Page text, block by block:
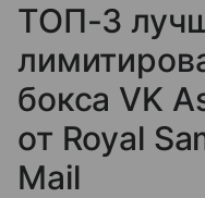
ТОП-3
бокса VK
от Royal
Mail